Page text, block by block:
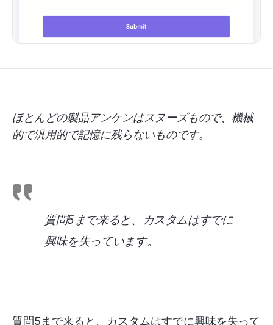
ほとんどの製品アンケンはスヌーズもので、機械
的で汎用的で記憶に残らないものです。
質問5まで来ると、カスタムはすでに
興味を失っています。
質問5まで来ると、カスタムはすでに興味を失って